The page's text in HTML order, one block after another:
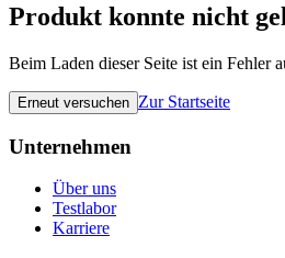
Produkt konnte nicht
Beim Laden dieser Seite ist ein Fehler
Erneut versuchen Zur Startseite
Unternehmen
Über uns
Testlabor
Karriere